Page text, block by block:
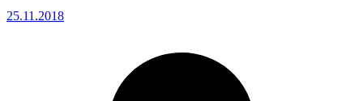
25.11.2018